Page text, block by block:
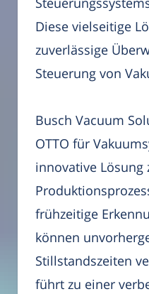
Diese vielseitige
zuverlässige
Steuerung von
Busch Vacuum
OTTO für
innovative Lösung
frühzeitige
können
Stillstandszeiten
führt zu einer